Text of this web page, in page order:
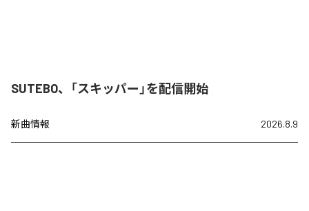
SUTEBO、「スキッパー」を配信開始
新曲情報 2026.8.9